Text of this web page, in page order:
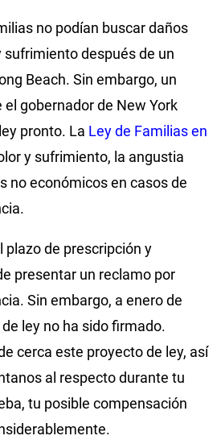
no podían buscar daños
sufrimiento después de un
Beach. Sin embargo, un
gobernador de New York
pronto. La Ley de Familias en
y sufrimiento, la angustia
no económicos en casos de
plazo de prescripción y
presentar un reclamo por
Sin embargo, a enero de
ley no ha sido firmado.
cerca este proyecto de ley, así
al respecto durante tu
tu posible compensación